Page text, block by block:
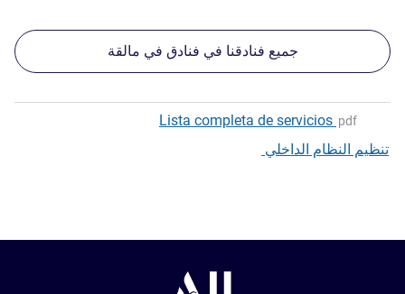
جميع فنادقنا في فنادق في مالقة
Lista completa de servicios pdf
تنظيم النظام الداخلي